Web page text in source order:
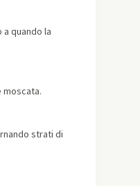
quando la
moscata.
strati di